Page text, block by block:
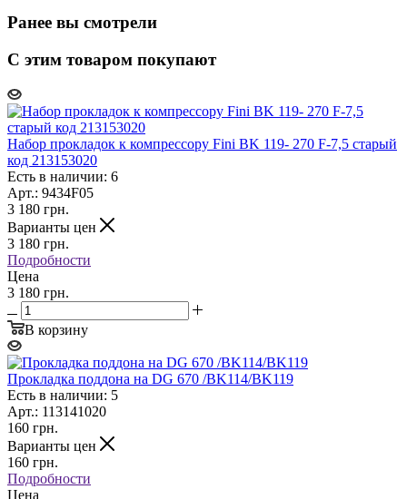
Ранее вы смотрели
С этим товаром покупают
Набор прокладок к компрессору Fini BK 119- 270 F-7,5 старый
код 213153020
Есть в наличии: 6
Арт.: 9434F05
3 180 грн.
Варианты цен
3 180 грн.
Подробности
Цена
3 180 грн.
В корзину
Прокладка поддона на DG 670 /BK114/BK119
Есть в наличии: 5
Арт.: 113141020
160 грн.
Варианты цен
160 грн.
Подробности
Цена